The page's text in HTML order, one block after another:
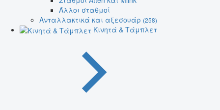
Άλλοι σταθμοί
Ανταλλακτικά και αξεσουάρ (258)
Κινητά & Τάμπλετ